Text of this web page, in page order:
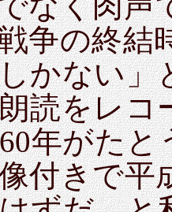
争の終結
かない」
読をレコ
年がた
付きで平